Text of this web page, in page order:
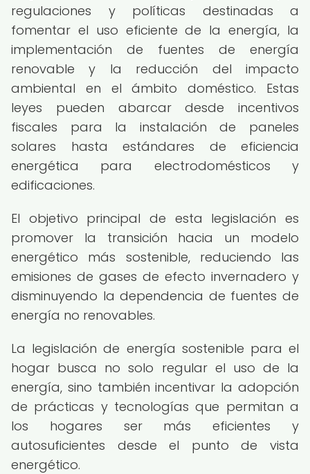
regulaciones y políticas destinadas a
fomentar el uso eficiente de la energía, la
implementación de fuentes de energía
renovable y la reducción del impacto
ambiental en el ámbito doméstico. Estas
leyes pueden abarcar desde incentivos
fiscales para la instalación de paneles
solares hasta estándares de eficiencia
energética para electrodomésticos y
edificaciones.
El objetivo principal de esta legislación es
promover la transición hacia un modelo
energético más sostenible, reduciendo las
emisiones de gases de efecto invernadero y
disminuyendo la dependencia de fuentes de
energía no renovables.
La legislación de energía sostenible para el
hogar busca no solo regular el uso de la
energía, sino también incentivar la adopción
de prácticas y tecnologías que permitan a
los hogares ser más eficientes y
autosuficientes desde el punto de vista
energético.